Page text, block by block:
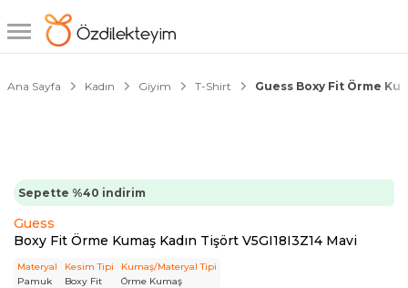
Ana Sayfa Kadın Giyim T-Shirt Guess Boxy Fit Örme
Sepette %40 indirim
Guess
Boxy Fit Örme Kumaş Kadın Tişört V5GI18I3Z14 Mavi
Materyal
Pamuk
Kesim Tipi
Boxy Fit
Kumaş/Materyal Tipi
Örme Kumaş
1/4